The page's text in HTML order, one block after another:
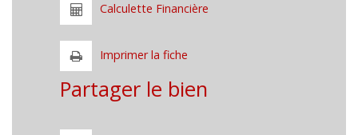
Calculette Financière
Imprimer la fiche
Partager le bien